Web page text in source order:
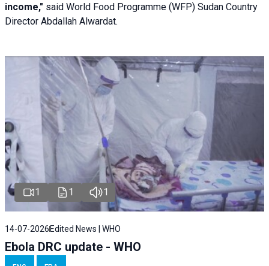
income," said World Food Programme (WFP) Sudan Country
Director Abdallah Alwardat.
1 1 1
14-07-2026 Edited News | WHO
Ebola DRC update - WHO